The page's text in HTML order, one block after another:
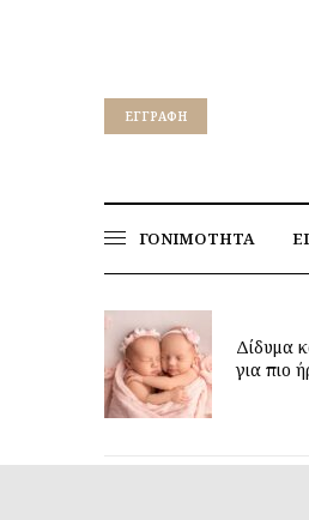
EΓΓΡΑΦΉ
ΓΟΝΙΜΟΤΗΤΑ
Δίδυμα
για πιο